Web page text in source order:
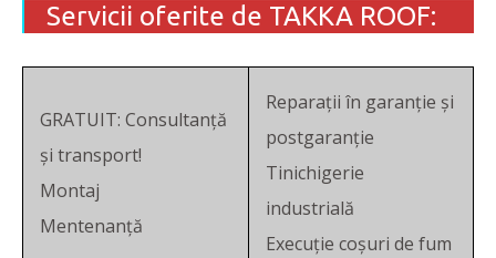
Servicii oferite de TAKKA ROOF:
GRATUIT: Consultanță
și transport!
Montaj
Mentenanță
Reparații în garanție și
postgaranție
Tinichigerie
industrială
Execuție coșuri de fum